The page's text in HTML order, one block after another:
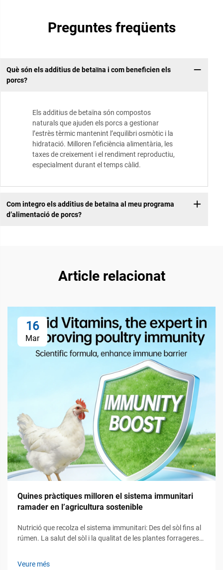
Preguntes freqüents
Què són els additius de betaïna i com beneficien els
porcs?
Els additius de betaïna són compostos
naturals que ajuden els porcs a gestionar
l’estrès tèrmic mantenint l’equilibri osmòtic i la
hidratació. Milloren l’eficiència alimentària, les
taxes de creixement i el rendiment reproductiu,
especialment durant el temps càlid.
Com integro els additius de betaïna al meu programa
d’alimentació de porcs?
Article relacionat
16
Mar
Quines pràctiques milloren el sistema immunitari
ramader en l’agricultura sostenible
Nutrició que recolza el sistema immunitari: Des del sòl fins al
rúmen. La salut del sòl i la qualitat de les plantes forrageres
Veure més